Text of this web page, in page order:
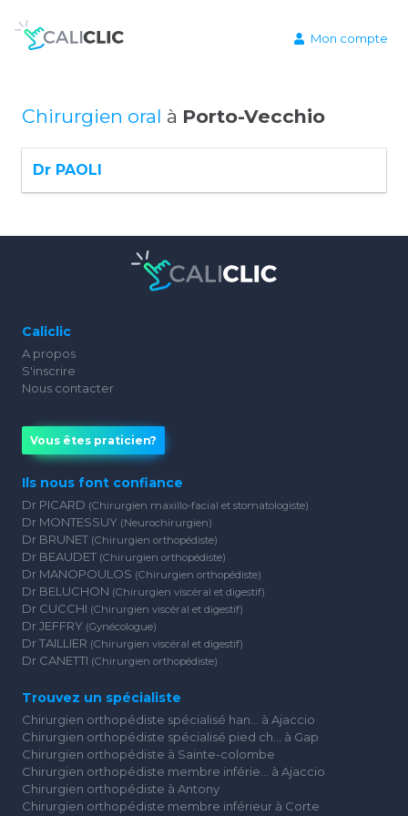
Mon compte
Chirurgien oral à Porto-Vecchio
Dr PAOLI
Caliclic
A propos
S'inscrire
Nous contacter
Vous êtes praticien?
Ils nous font confiance
Dr PICARD (Chirurgien maxillo-facial et stomatologiste)
Dr MONTESSUY (Neurochirurgien)
Dr BRUNET (Chirurgien orthopédiste)
Dr BEAUDET (Chirurgien orthopédiste)
Dr MANOPOULOS (Chirurgien orthopédiste)
Dr BELUCHON (Chirurgien viscéral et digestif)
Dr CUCCHI (Chirurgien viscéral et digestif)
Dr JEFFRY (Gynécologue)
Dr TAILLIER (Chirurgien viscéral et digestif)
Dr CANETTI (Chirurgien orthopédiste)
Trouvez un spécialiste
Chirurgien orthopédiste spécialisé han... à Ajaccio
Chirurgien orthopédiste spécialisé pied ch... à Gap
Chirurgien orthopédiste à Sainte-colombe
Chirurgien orthopédiste membre inférie... à Ajaccio
Chirurgien orthopédiste à Antony
Chirurgien orthopédiste membre inférieur à Corte